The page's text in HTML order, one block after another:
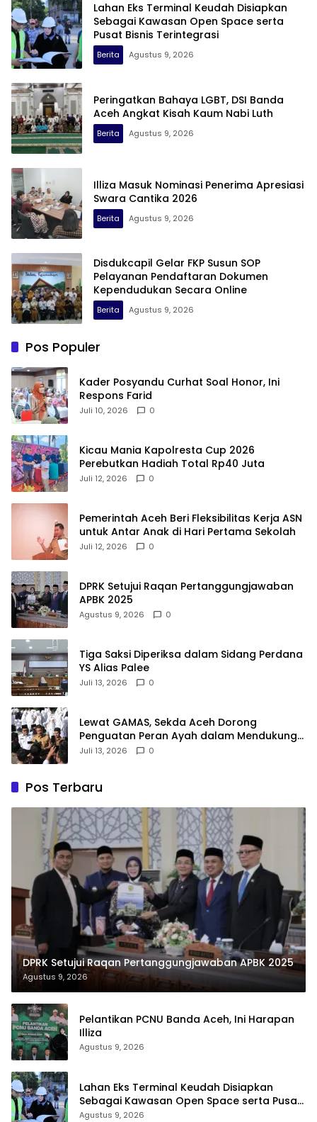
Lahan Eks Terminal Keudah Disiapkan
Sebagai Kawasan Open Space serta
Pusat Bisnis Terintegrasi
Berita Agustus 9, 2026
Peringatkan Bahaya LGBT, DSI Banda
Aceh Angkat Kisah Kaum Nabi Luth
Berita Agustus 9, 2026
Illiza Masuk Nominasi Penerima Apresiasi
Swara Cantika 2026
Berita Agustus 9, 2026
Disdukcapil Gelar FKP Susun SOP
Pelayanan Pendaftaran Dokumen
Kependudukan Secara Online
Berita Agustus 9, 2026
Pos Populer
Kader Posyandu Curhat Soal Honor, Ini
Respons Farid
Juli 10, 2026 0
Kicau Mania Kapolresta Cup 2026
Perebutkan Hadiah Total Rp40 Juta
Juli 12, 2026 0
Pemerintah Aceh Beri Fleksibilitas Kerja ASN
untuk Antar Anak di Hari Pertama Sekolah
Juli 12, 2026 0
DPRK Setujui Raqan Pertanggungjawaban
APBK 2025
Agustus 9, 2026 0
Tiga Saksi Diperiksa dalam Sidang Perdana
YS Alias Palee
Juli 13, 2026 0
Lewat GAMAS, Sekda Aceh Dorong
Penguatan Peran Ayah dalam Mendukung
Pendidikan Anak
Juli 13, 2026 0
Pos Terbaru
DPRK Setujui Raqan Pertanggungjawaban APBK 2025
Agustus 9, 2026
Pelantikan PCNU Banda Aceh, Ini Harapan
Illiza
Agustus 9, 2026
Lahan Eks Terminal Keudah Disiapkan
Sebagai Kawasan Open Space serta Pusat
Bisnis Terintegrasi
Agustus 9, 2026